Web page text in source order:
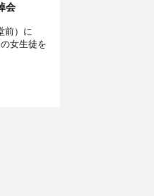
会
前）に
女生徒を